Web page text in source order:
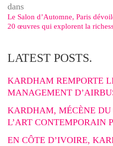
dans
Le Salon d’Automne, Paris
20 œuvres qui explorent la
LATEST POSTS.
KARDHAM REMPORTE
MANAGEMENT
KARDHAM, MÉCÈNE DU
L’ART CONTEMPORAIN
EN CÔTE D’IVOIRE,